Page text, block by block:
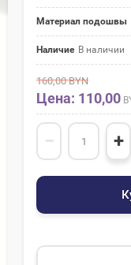
Материал подошвы
Наличие В наличии
160,00BYN
Цена: 110,00
− +